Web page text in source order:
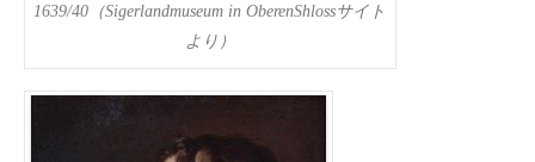
1639/40（Sigerlandmuseum in OberenShlossサイト
より）